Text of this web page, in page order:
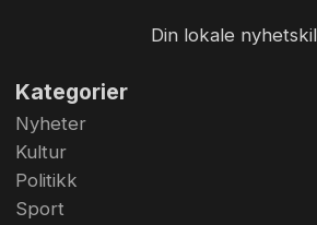
Foto: Glenn Røsåsen
Din lokale
Kategorier
Nyheter
Kultur
Politikk
Sport